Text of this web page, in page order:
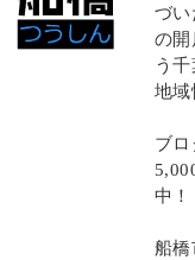
づい
の開
う
地域
ブ
中！
船橋